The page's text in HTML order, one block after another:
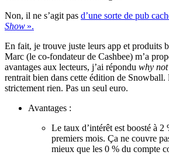
Non, il ne s’agit pas d’une sorte de pub
Show ».
En fait, je trouve juste leurs app et produits
Marc (le co-fondateur de Cashbee) m’a
avantages aux lecteurs, j’ai répondu why
rentrait bien dans cette édition de
strictement rien. Pas un seul euro.
Avantages :
Le taux d’intérêt est boosté à 2
premiers mois. Ça ne couvre
mieux que les 0 % du compte